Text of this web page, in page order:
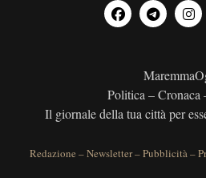
Politica – Cronaca
Il giornale della tua città per
Redazione –Newsletter–Pubblicità–